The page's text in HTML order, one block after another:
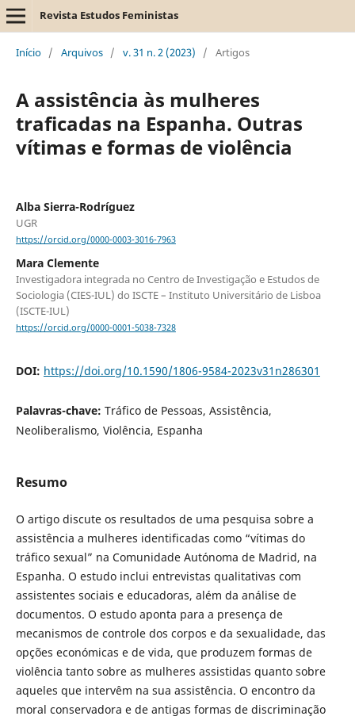
Revista Estudos Feministas
Início / Arquivos / v. 31 n. 2 (2023) / Artigos
A assistência às mulheres
traficadas na Espanha. Outras
vítimas e formas de violência
Alba Sierra-Rodríguez
UGR
https://orcid.org/0000-0003-3016-7963
Mara Clemente
Investigadora integrada no Centro de Investigação e Estudos de
Sociologia (CIES-IUL) do ISCTE – Instituto Universitário de Lisboa
(ISCTE-IUL)
https://orcid.org/0000-0001-5038-7328
DOI: https://doi.org/10.1590/1806-9584-2023v31n286301
Palavras-chave: Tráfico de Pessoas, Assistência,
Neoliberalismo, Violência, Espanha
Resumo
O artigo discute os resultados de uma pesquisa sobre a
assistência a mulheres identificadas como “vítimas do
tráfico sexual” na Comunidade Autónoma de Madrid, na
Espanha. O estudo inclui entrevistas qualitativas com
assistentes sociais e educadoras, além da análise de
documentos. O estudo aponta para a presença de
mecanismos de controle dos corpos e da sexualidade, das
opções económicas e de vida, que produzem formas de
violência tanto sobre as mulheres assistidas quanto sobre
aqueles que intervêm na sua assistência. O encontro da
moral conservadora e de antigas formas de discriminação